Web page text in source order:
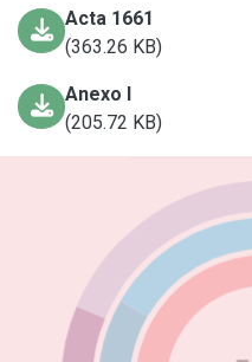
Acta 1661
(363.26 KB)
Anexo I
(205.72 KB)